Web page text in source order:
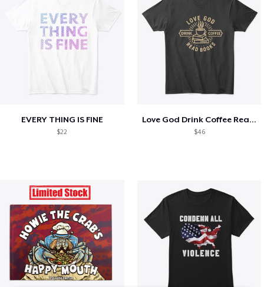
EVERY THING IS FINE
$22
Love God Drink Coffee Read Books
$46